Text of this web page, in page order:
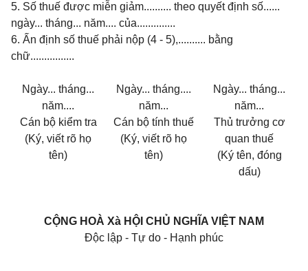
5. Số thuế được miễn giảm.......... theo quyết định số......
ngày... tháng... năm.... của..............
6. Ấn định số thuế phải nộp (4 - 5),.......... bằng
chữ................
Ngày... tháng...
năm....
Cán bộ kiểm tra
(Ký, viết rõ họ
tên)
Ngày... tháng....
năm...
Cán bộ tính thuế
(Ký, viết rõ họ
tên)
Ngày... tháng...
năm...
Thủ trưởng cơ
quan thuế
(Ký tên, đóng
dấu)
CỘNG HOÀ Xà HỘI CHỦ NGHĨA VIỆT NAM
Độc lập - Tự do - Hạnh phúc